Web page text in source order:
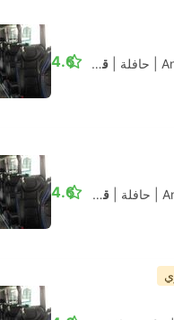
حافلة قياسي مكيف 4.6
حافلة قياسي مكيف 4.6